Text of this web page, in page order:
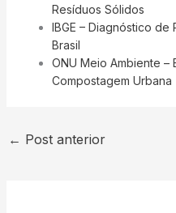
Resíduos Sólidos
IBGE – Diagnóstico
Brasil
ONU Meio Ambiente –
Compostagem Urbana
← Post anterior